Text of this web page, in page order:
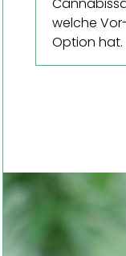
welche
Option hat.